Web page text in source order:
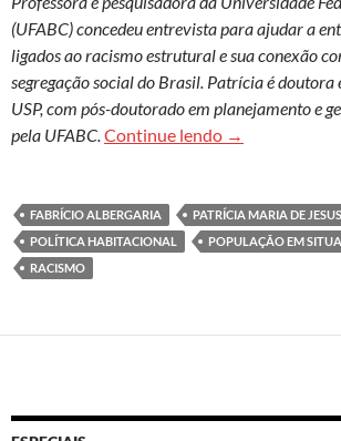
(UFABC) concedeu entrevista para ajudar a
ligados ao racismo estrutural e sua conexão
segregação social do Brasil. Patrícia é doutora
USP, com pós-doutorado em planejamento e
pela UFABC.Continue lendo Patrícia Maria
→
FABRÍCIO ALBERGARIA
PATRÍCIA MARIA DE JESUS
POLÍTICA HABITACIONAL
POPULAÇÃO EM
RACISMO